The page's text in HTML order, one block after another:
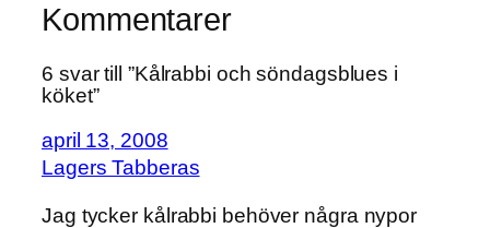
Kommentarer
6 svar till ”Kålrabbi och söndagsblues i
köket”
april 13, 2008
Lagers Tabberas
Jag tycker kålrabbi behöver några nypor